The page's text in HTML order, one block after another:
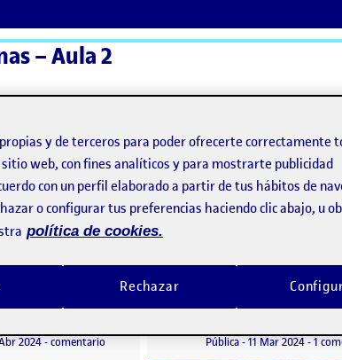
– Aula 2
Practica 1 / Maqueta estación de tren
de publicación
202425 abril, 2024 2:21 pm
-comentarioen Practica 1 / Maqueta estación de tren
Visibilidad:
Pública-Fecha de
11 Mar 202411
-1
propias y de terceros para poder ofrecerte correctamente
web, con fines analíticos y para mostrarte publicidad
con un perfil elaborado a partir de tus hábitos de
o configurar tus preferencias haciendo clic abajo, u
política de cookies.
Rechazar